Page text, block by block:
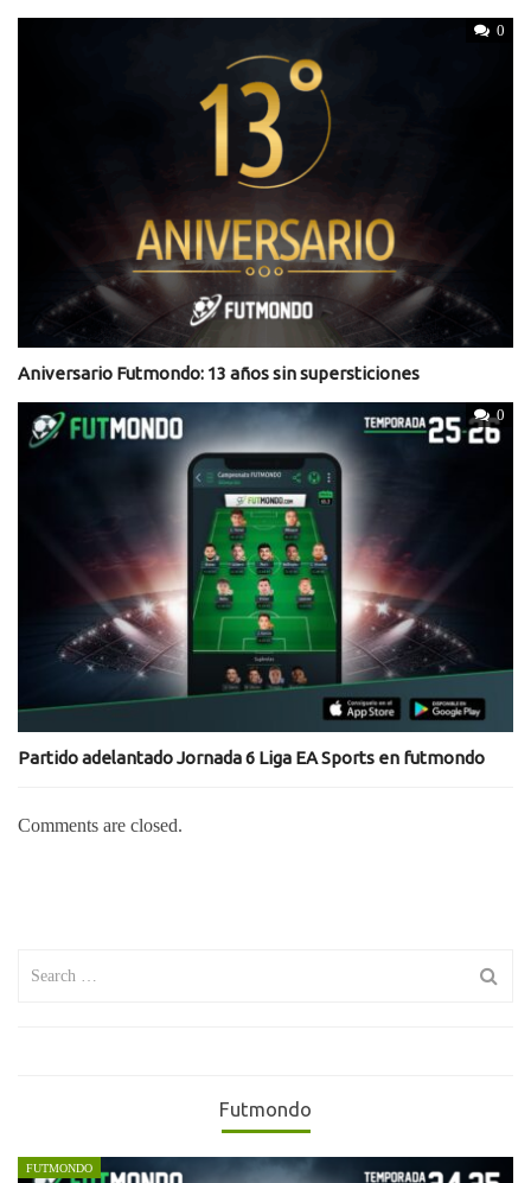
0
Aniversario Futmondo: 13 años sin supersticiones
0
Partido adelantado Jornada 6 Liga EA Sports en futmondo
Comments are closed.
Futmondo
FUTMONDO